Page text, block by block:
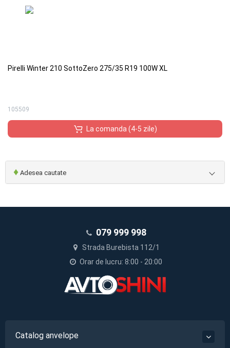
Pirelli Winter 210 SottoZero 275/35 R19 100W XL
105509
La comanda (4-5 zile)
♦ Adesea cautate
079 999 998
Strada Burebista 112/1
Orar de lucru: 8:00 - 20:00
Catalog anvelope